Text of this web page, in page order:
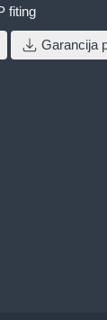
fiting
Garancija